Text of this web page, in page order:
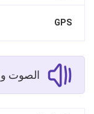
GPS
الصوت